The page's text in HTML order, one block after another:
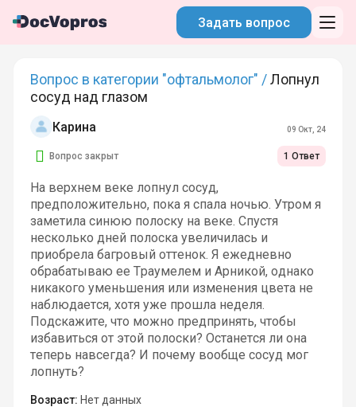
Задать вопрос
Вопрос в категории "офтальмолог" /Лопнул
сосуд над глазом
Карина 09 Окт, 24
Вопрос закрыт 1 Ответ
На верхнем веке лопнул сосуд,
предположительно, пока я спала ночью. Утром я
заметила синюю полоску на веке. Спустя
несколько дней полоска увеличилась и
приобрела багровый оттенок. Я ежедневно
обрабатываю ее Траумелем и Арникой, однако
никакого уменьшения или изменения цвета не
наблюдается, хотя уже прошла неделя.
Подскажите, что можно предпринять, чтобы
избавиться от этой полоски? Останется ли она
теперь навсегда? И почему вообще сосуд мог
лопнуть?
Возраст: Нет данных